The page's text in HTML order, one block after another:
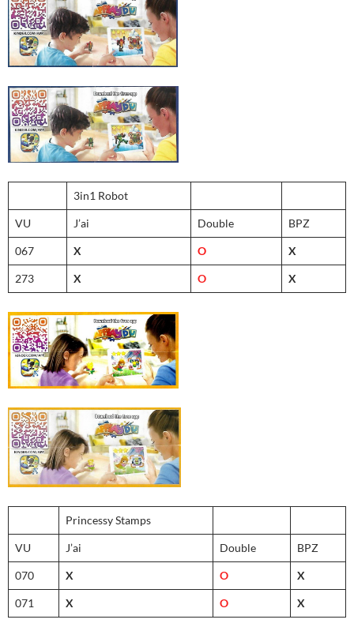
3in1 Robot
VU J’ai Double BPZ
067 X O X
273 X O X
Princessy Stamps
VU J’ai Double BPZ
070 X O X
071 X O X